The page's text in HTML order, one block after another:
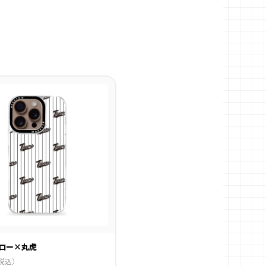
ー×丸虎
込）